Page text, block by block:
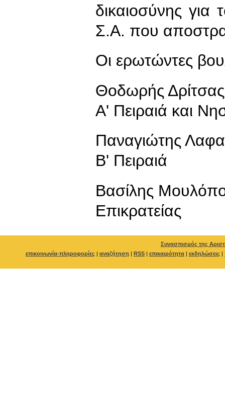
δικαιοσύνης
Σ.Α. που
Οι ερωτώντες
Θοδωρής Δρίτσας
Α' Πειραιά και
Παναγιώτης
Β' Πειραιά
Βασίλης
Επικρατείας
Συνασπισμός της
επικοινωνία-πληροφορίες | αναζήτηση | RSS | επικαιρότητα | εκδηλώσεις |